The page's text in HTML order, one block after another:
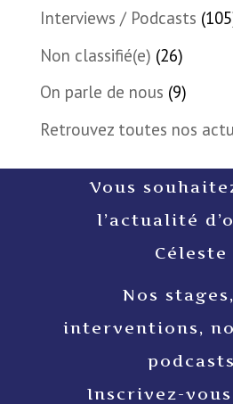
Interviews / Podcasts
Non classifié(e) (26)
On parle de nous (9)
Retrouvez toutes nos
Vous
l’actualité
Céleste
Nos
interventions,
Inscrivez-